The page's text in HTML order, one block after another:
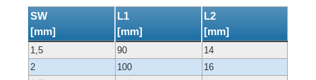
SW
[mm]
L1
[mm]
L2
[mm]
1,5 90
14
2
100
16